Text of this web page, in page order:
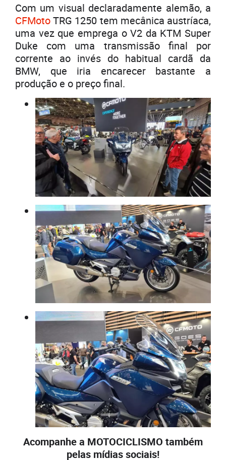
Com um visual declaradamente alemão, a
CFMotoTRG 1250 tem mecânica austríaca,
uma vez que emprega o V2 da KTM Super
Duke com uma transmissão final por
corrente ao invés do habitual cardã da
BMW, que iria encarecer bastante a
produção e o preço final.
Acompanhe a MOTOCICLISMO também
pelas mídias sociais!